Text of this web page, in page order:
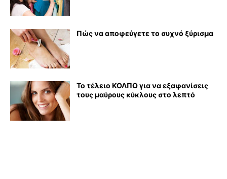
Πώς να αποφεύγετε το συχνό ξύρισμα
Το τέλειο ΚΟΛΠΟ για να εξαφανίσεις
τους μαύρους κύκλους στο λεπτό